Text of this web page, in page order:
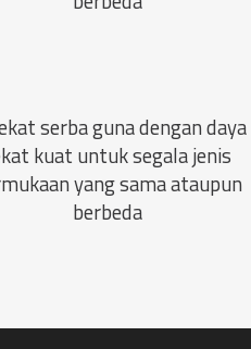
serba guna dengan daya
kuat untuk segala jenis
yang sama ataupun
berbeda